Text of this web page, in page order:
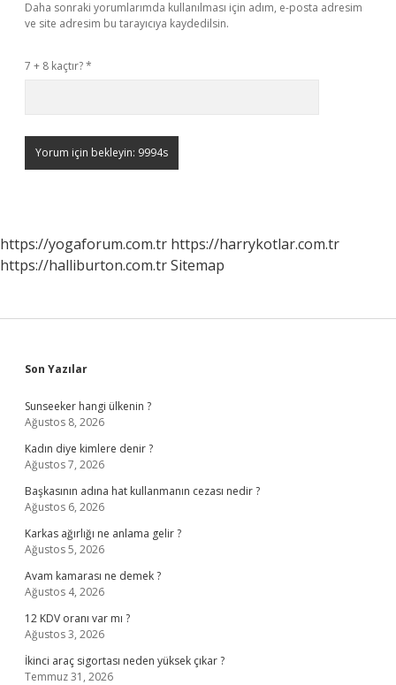
Daha sonraki yorumlarımda kullanılması için adım, e-posta adresim
ve site adresim bu tarayıcıya kaydedilsin.
7 + 8 kaçtır?*
https://yogaforum.com.tr https://harrykotlar.com.tr
https://halliburton.com.trSitemap
Sidebar
Son Yazılar
Sunseeker hangi ülkenin ?
Ağustos 8, 2026
Kadın diye kimlere denir ?
Ağustos 7, 2026
Başkasının adına hat kullanmanın cezası nedir ?
Ağustos 6, 2026
Karkas ağırlığı ne anlama gelir ?
Ağustos 5, 2026
Avam kamarası ne demek ?
Ağustos 4, 2026
12 KDV oranı var mı ?
Ağustos 3, 2026
İkinci araç sigortası neden yüksek çıkar ?
Temmuz 31, 2026